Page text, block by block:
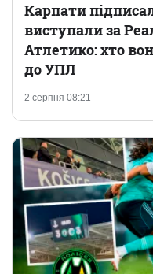
2 серпня 08:21
Карпати
виступали за
Атлетико: хто
до УПЛ